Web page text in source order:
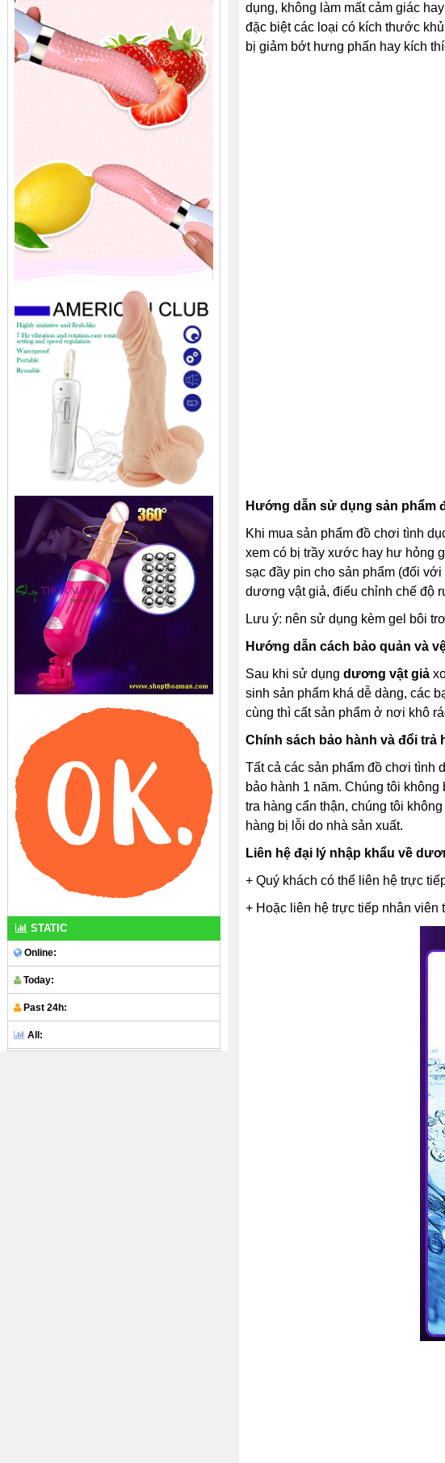
dụng, không làm mất cảm giác
đặc biệt các loại có kích thước
bị giảm bớt hưng phấn hay kích
Hướng dẫn sử dụng sản phẩm
Khi mua sản phẩm đồ chơi tình
xem có bị trầy xước hay hư hỏng
sạc đầy pin cho sản phẩm (đối
dương vật giả, điểu chỉnh chế độ
Lưu ý: nên sử dụng kèm gel bôi
Hướng dẫn cách bảo quản và
Sau khi sử dụng dương vật giả
sinh sản phẩm khá dễ dàng, các
cùng thì cất sản phẩm ở nơi khô
Chính sách bảo hành và đổi trả
Tất cả các sản phẩm đồ chơi tình
bảo hành 1 năm. Chúng tôi
tra hàng cẩn thận, chúng tôi
hàng bị lỗi do nhà sản xuất.
Liên hệ đại lý nhập khẩu về
+ Quý khách có thể liên hệ trực
+ Hoặc liên hệ trực tiếp nhân viên
STATIC
Online:
Today:
Past 24h:
All: